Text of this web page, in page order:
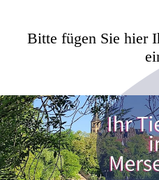
Bitte fügen Sie hier